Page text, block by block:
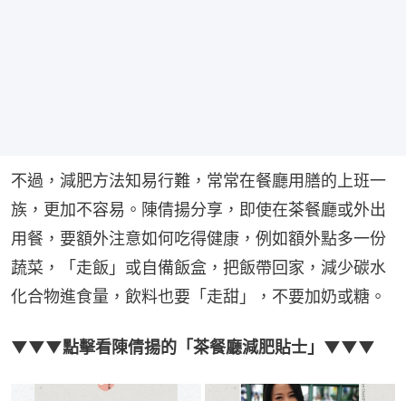
不過，減肥方法知易行難，常常在餐廳用膳的上班一
族，更加不容易。陳倩揚分享，即使在茶餐廳或外出
用餐，要額外注意如何吃得健康，例如額外點多一份
蔬菜，「走飯」或自備飯盒，把飯帶回家，減少碳水
化合物進食量，飲料也要「走甜」，不要加奶或糖。
▼▼▼點擊看陳倩揚的「茶餐廳減肥貼士」▼▼▼